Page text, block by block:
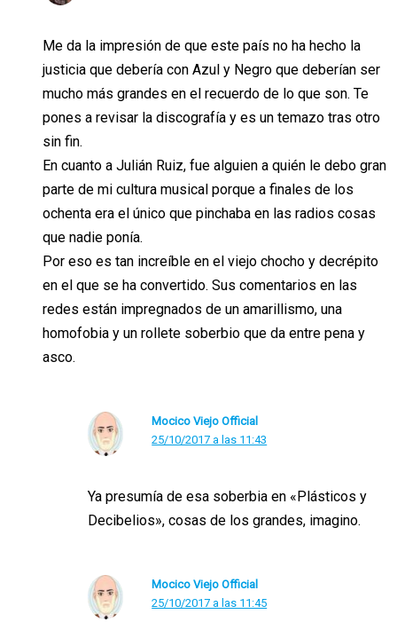
Me da la impresión de que este país no ha hecho la
justicia que debería con Azul y Negro que deberían ser
mucho más grandes en el recuerdo de lo que son. Te
pones a revisar la discografía y es un temazo tras otro
sin fin.
En cuanto a Julián Ruiz, fue alguien a quién le debo gran
parte de mi cultura musical porque a finales de los
ochenta era el único que pinchaba en las radios cosas
que nadie ponía.
Por eso es tan increíble en el viejo chocho y decrépito
en el que se ha convertido. Sus comentarios en las
redes están impregnados de un amarillismo, una
homofobia y un rollete soberbio que da entre pena y
asco.
Mocico Viejo Official
25/10/2017 a las 11:43
Ya presumía de esa soberbia en «Plásticos y
Decibelios», cosas de los grandes, imagino.
Mocico Viejo Official
25/10/2017 a las 11:45